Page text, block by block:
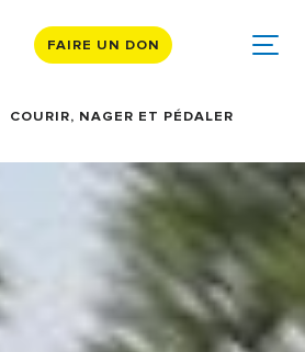
FAIRE UN DON
COURIR, NAGER ET PÉDALER